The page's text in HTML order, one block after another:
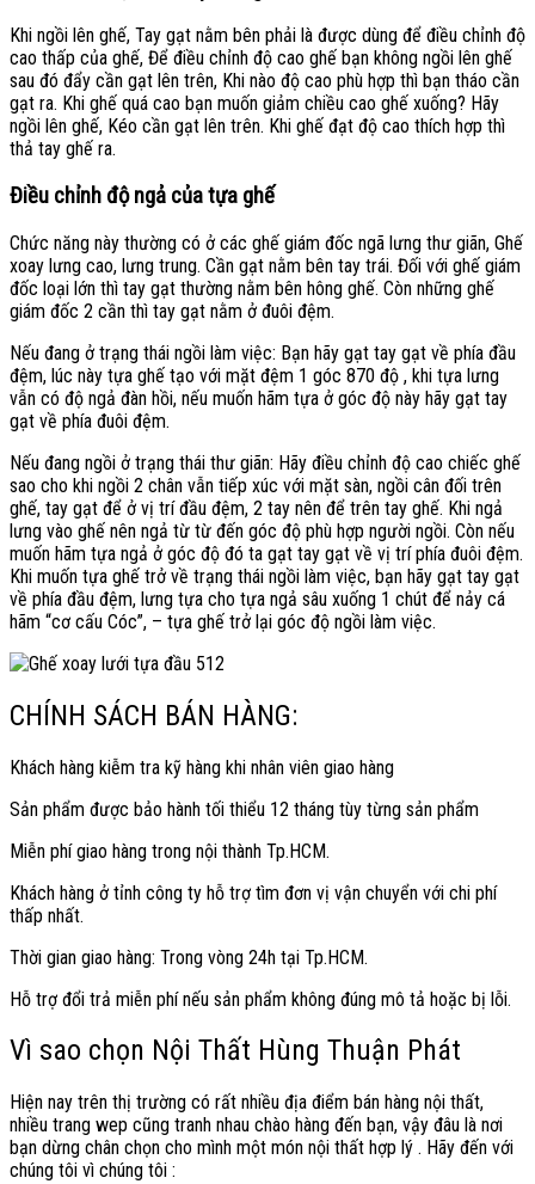
Khi ngồi lên ghế, Tay gạt nằm bên phải là được dùng để điều chỉnh độ
cao thấp của ghế, Để điều chỉnh độ cao ghế bạn không ngồi lên ghế
sau đó đẩy cần gạt lên trên, Khi nào độ cao phù hợp thì bạn tháo cần
gạt ra. Khi ghế quá cao bạn muốn giảm chiều cao ghế xuống? Hãy
ngồi lên ghế, Kéo cần gạt lên trên. Khi ghế đạt độ cao thích hợp thì
thả tay ghế ra.
Điều chỉnh độ ngả của tựa ghế
Chức năng này thường có ở các ghế giám đốc ngã lưng thư giãn, Ghế
xoay lưng cao, lưng trung. Cần gạt nằm bên tay trái. Đối với ghế giám
đốc loại lớn thì tay gạt thường nằm bên hông ghế. Còn những ghế
giám đốc 2 cần thì tay gạt nằm ở đuôi đệm.
Nếu đang ở trạng thái ngồi làm việc: Bạn hãy gạt tay gạt về phía đầu
đệm, lúc này tựa ghế tạo với mặt đệm 1 góc 870 độ , khi tựa lưng
vẫn có độ ngả đàn hồi, nếu muốn hãm tựa ở góc độ này hãy gạt tay
gạt về phía đuôi đệm.
Nếu đang ngồi ở trạng thái thư giãn: Hãy điều chỉnh độ cao chiếc ghế
sao cho khi ngồi 2 chân vẫn tiếp xúc với mặt sàn, ngồi cân đối trên
ghế, tay gạt để ở vị trí đầu đệm, 2 tay nên để trên tay ghế. Khi ngả
lưng vào ghế nên ngả từ từ đến góc độ phù hợp người ngồi. Còn nếu
muốn hãm tựa ngả ở góc độ đó ta gạt tay gạt về vị trí phía đuôi đệm.
Khi muốn tựa ghế trở về trạng thái ngồi làm việc, bạn hãy gạt tay gạt
về phía đầu đệm, lưng tựa cho tựa ngả sâu xuống 1 chút để nảy cá
hãm “cơ cấu Cóc”, – tựa ghế trở lại góc độ ngồi làm việc.
CHÍNH SÁCH BÁN HÀNG:
Khách hàng kiễm tra kỹ hàng khi nhân viên giao hàng
Sản phẩm được bảo hành tối thiểu 12 tháng tùy từng sản phẩm
Miễn phí giao hàng trong nội thành Tp.HCM.
Khách hàng ở tỉnh công ty hỗ trợ tìm đơn vị vận chuyển với chi phí
thấp nhất.
Thời gian giao hàng: Trong vòng 24h tại Tp.HCM.
Hỗ trợ đổi trả miễn phí nếu sản phẩm không đúng mô tả hoặc bị lỗi.
Vì sao chọn Nội Thất Hùng Thuận Phát
Hiện nay trên thị trường có rất nhiều địa điểm bán hàng nội thất,
nhiều trang wep cũng tranh nhau chào hàng đến bạn, vậy đâu là nơi
bạn dừng chân chọn cho mình một món nội thất hợp lý . Hãy đến với
chúng tôi vì chúng tôi :